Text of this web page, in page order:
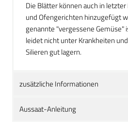
Die Blätter können auch in
und Ofengerichten hinzugefügt
genannte "vergessene Gemüse"
leidet nicht unter Krankheiten
Silieren gut lagern.
zusätzliche Informationen
Aussaat-Anleitung